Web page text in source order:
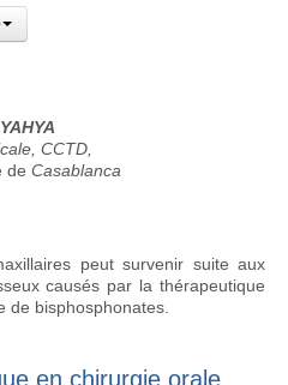
CCTD,
de Casablanca
peut survenir suite aux
causés par la thérapeutique
de bisphosphonates.
en chirurgie orale